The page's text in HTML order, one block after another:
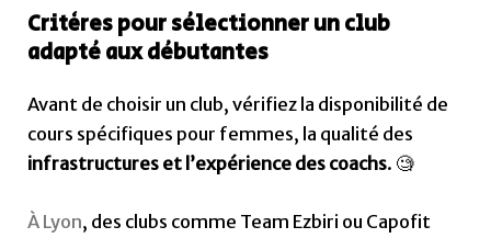
Critères pour sélectionner un club
adapté aux débutantes
Avant de choisir un club, vérifiez la disponibilité de
cours spécifiques pour femmes, la qualité des
infrastructures et l’expérience des coachs. 🧐
À Lyon, des clubs comme Team Ezbiri ou Capofit